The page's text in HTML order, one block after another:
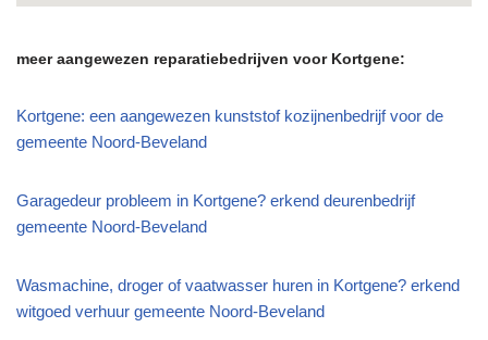
meer aangewezen reparatiebedrijven voor Kortgene:
Kortgene: een aangewezen kunststof kozijnenbedrijf voor de
gemeente Noord-Beveland
Garagedeur probleem in Kortgene? erkend deurenbedrijf
gemeente Noord-Beveland
Wasmachine, droger of vaatwasser huren in Kortgene? erkend
witgoed verhuur gemeente Noord-Beveland